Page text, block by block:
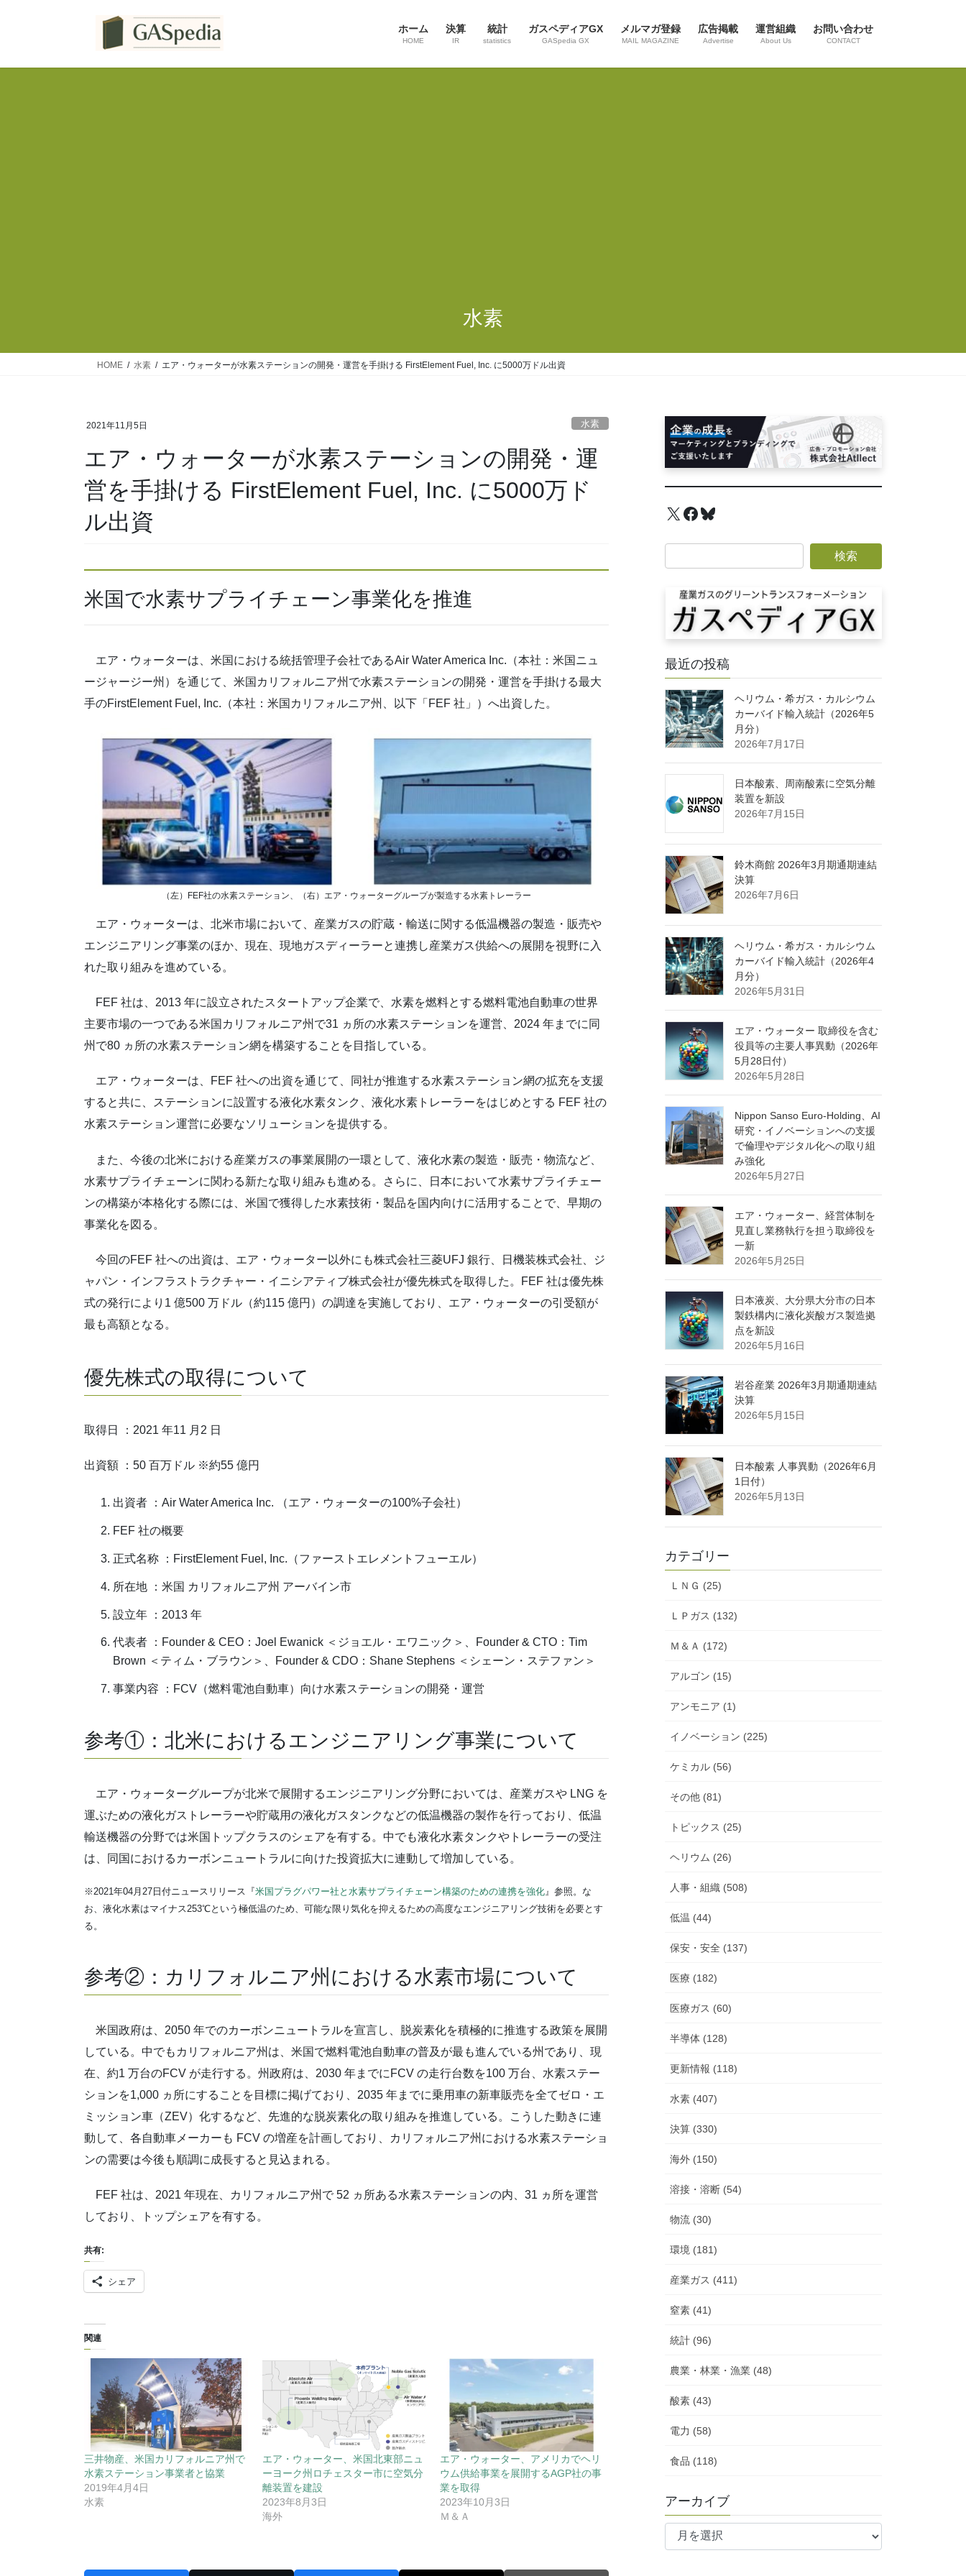
ホーム
HOME
決算
IR
統計
statistics
ガスペディアGX
GASpedia GX
メルマガ登録
MAIL MAGAZINE
広告掲載
Advertise
運営組織
About Us
お問い合わせ
CONTACT
水素
HOME 水素 エア・ウォーターが水素ステーションの開発・運営を手掛ける FirstElement Fuel, Inc. に5000万ドル出資
2021年11月5日 水素
エア・ウォーターが水素ステーションの開発・運
営を手掛ける FirstElement Fuel, Inc. に5000万ド
ル出資
米国で水素サプライチェーン事業化を推進
エア・ウォーターは、米国における統括管理子会社であるAir Water America Inc.（本社：米国ニュ
ージャージー州）を通じて、米国カリフォルニア州で水素ステーションの開発・運営を手掛ける最大
手のFirstElement Fuel, Inc.（本社：米国カリフォルニア州、以下「FEF 社」）へ出資した。
（左）FEF社の水素ステーション、（右）エア・ウォーターグループが製造する水素トレーラー
エア・ウォーターは、北米市場において、産業ガスの貯蔵・輸送に関する低温機器の製造・販売や
エンジニアリング事業のほか、現在、現地ガスディーラーと連携し産業ガス供給への展開を視野に入
れた取り組みを進めている。
FEF 社は、2013 年に設立されたスタートアップ企業で、水素を燃料とする燃料電池自動車の世界
主要市場の一つである米国カリフォルニア州で31 ヵ所の水素ステーションを運営、2024 年までに同
州で80 ヵ所の水素ステーション網を構築することを目指している。
エア・ウォーターは、FEF 社への出資を通じて、同社が推進する水素ステーション網の拡充を支援
すると共に、ステーションに設置する液化水素タンク、液化水素トレーラーをはじめとする FEF 社の
水素ステーション運営に必要なソリューションを提供する。
また、今後の北米における産業ガスの事業展開の一環として、液化水素の製造・販売・物流など、
水素サプライチェーンに関わる新たな取り組みも進める。さらに、日本において水素サプライチェー
ンの構築が本格化する際には、米国で獲得した水素技術・製品を国内向けに活用することで、早期の
事業化を図る。
今回のFEF 社への出資は、エア・ウォーター以外にも株式会社三菱UFJ 銀行、日機装株式会社、ジ
ャパン・インフラストラクチャー・イニシアティブ株式会社が優先株式を取得した。FEF 社は優先株
式の発行により1 億500 万ドル（約115 億円）の調達を実施しており、エア・ウォーターの引受額が
最も高額となる。
優先株式の取得について
取得日 ：2021 年11 月2 日
出資額 ：50 百万ドル ※約55 億円
出資者 ：Air Water America Inc. （エア・ウォーターの100%子会社）
FEF 社の概要
正式名称 ：FirstElement Fuel, Inc.（ファーストエレメントフューエル）
所在地 ：米国 カリフォルニア州 アーバイン市
設立年 ：2013 年
代表者 ：Founder & CEO：Joel Ewanick ＜ジョエル・エワニック＞、Founder & CTO：Tim
Brown ＜ティム・ブラウン＞、Founder & CDO：Shane Stephens ＜シェーン・ステファン＞
事業内容 ：FCV（燃料電池自動車）向け水素ステーションの開発・運営
参考①：北米におけるエンジニアリング事業について
エア・ウォーターグループが北米で展開するエンジニアリング分野においては、産業ガスや LNG を
運ぶための液化ガストレーラーや貯蔵用の液化ガスタンクなどの低温機器の製作を行っており、低温
輸送機器の分野では米国トップクラスのシェアを有する。中でも液化水素タンクやトレーラーの受注
は、同国におけるカーボンニュートラルに向けた投資拡大に連動して増加している。
※2021年04月27日付ニュースリリース『米国プラグパワー社と水素サプライチェーン構築のための連携を強化』参照。な
お、液化水素はマイナス253℃という極低温のため、可能な限り気化を抑えるための高度なエンジニアリング技術を必要とす
る。
参考②：カリフォルニア州における水素市場について
米国政府は、2050 年でのカーボンニュートラルを宣言し、脱炭素化を積極的に推進する政策を展開
している。中でもカリフォルニア州は、米国で燃料電池自動車の普及が最も進んでいる州であり、現
在、約1 万台のFCV が走行する。州政府は、2030 年までにFCV の走行台数を100 万台、水素ステー
ションを1,000 ヵ所にすることを目標に掲げており、2035 年までに乗用車の新車販売を全てゼロ・エ
ミッション車（ZEV）化するなど、先進的な脱炭素化の取り組みを推進している。こうした動きに連
動して、各自動車メーカーも FCV の増産を計画しており、カリフォルニア州における水素ステーショ
ンの需要は今後も順調に成長すると見込まれる。
FEF 社は、2021 年現在、カリフォルニア州で 52 ヵ所ある水素ステーションの内、31 ヵ所を運営
しており、トップシェアを有する。
共有:
シェア
関連
三井物産、米国カリフォルニア州で
水素ステーション事業者と協業
2019年4月4日
水素
エア・ウォーター、米国北東部ニュ
ーヨーク州ロチェスター市に空気分
離装置を建設
2023年8月3日
海外
エア・ウォーター、アメリカでヘリ
ウム供給事業を展開するAGP社の事
業を取得
2023年10月3日
Ｍ＆Ａ
X Facebook
Bluesky
最近の投稿
ヘリウム・希ガス・カルシウム
カーバイド輸入統計（2026年5
月分）
2026年7月17日
日本酸素、周南酸素に空気分離
装置を新設
2026年7月15日
鈴木商館 2026年3月期通期連結
決算
2026年7月6日
ヘリウム・希ガス・カルシウム
カーバイド輸入統計（2026年4
月分）
2026年5月31日
エア・ウォーター 取締役を含む
役員等の主要人事異動（2026年
5月28日付）
2026年5月28日
Nippon Sanso Euro-Holding、AI
研究・イノベーションへの支援
で倫理やデジタル化への取り組
み強化
2026年5月27日
エア・ウォーター、経営体制を
見直し業務執行を担う取締役を
一新
2026年5月25日
日本液炭、大分県大分市の日本
製鉄構内に液化炭酸ガス製造拠
点を新設
2026年5月16日
岩谷産業 2026年3月期通期連結
決算
2026年5月15日
日本酸素 人事異動（2026年6月
1日付）
2026年5月13日
カテゴリー
ＬＮＧ (25)
ＬＰガス (132)
Ｍ＆Ａ (172)
アルゴン (15)
アンモニア (1)
イノベーション (225)
ケミカル (56)
その他 (81)
トピックス (25)
ヘリウム (26)
人事・組織 (508)
低温 (44)
保安・安全 (137)
医療 (182)
医療ガス (60)
半導体 (128)
更新情報 (118)
水素 (407)
決算 (330)
海外 (150)
溶接・溶断 (54)
物流 (30)
環境 (181)
産業ガス (411)
窒素 (41)
統計 (96)
農業・林業・漁業 (48)
酸素 (43)
電力 (58)
食品 (118)
アーカイブ
ア